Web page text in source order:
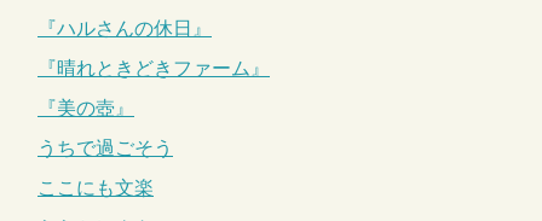
『ハルさんの休日』
『晴れときどきファーム』
『美の壺』
うちで過ごそう
ここにも文楽